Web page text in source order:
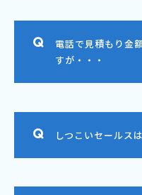
電話で見積もり金
すが・・・
しつこいセールス